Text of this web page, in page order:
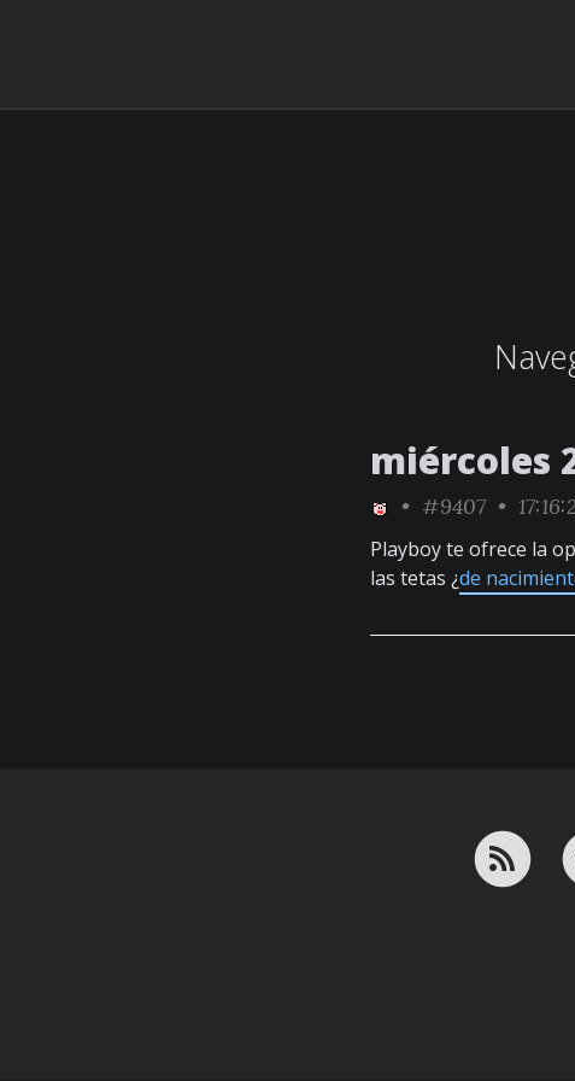
miércoles
• #9407 •
Playboy te ofrece la
las tetas ¿de